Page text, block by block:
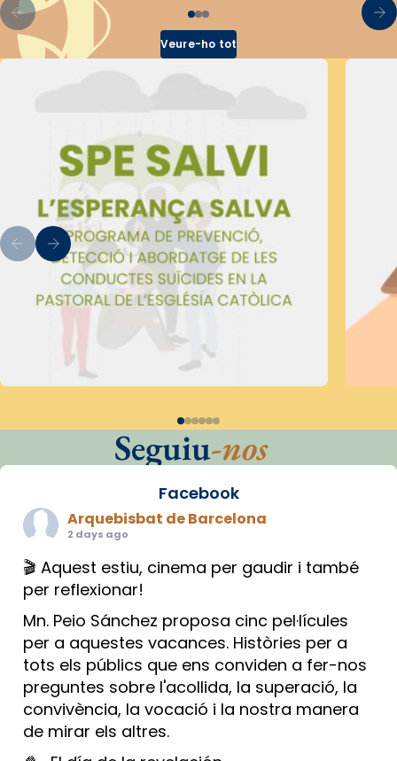
Veure-ho tot
Seguiu-nos
Facebook
Arquebisbat de Barcelona
2 days ago
🎬 Aquest estiu, cinema per gaudir i també
per reflexionar!
Mn. Peio Sánchez proposa cinc pel·lícules
per a aquestes vacances. Històries per a
tots els públics que ens conviden a fer-nos
preguntes sobre l'acollida, la superació, la
convivència, la vocació i la nostra manera
de mirar els altres.